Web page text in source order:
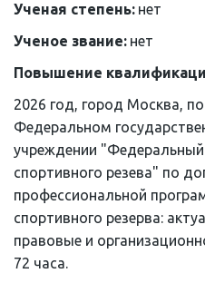
Ученая степень: нет
Ученое звание: нет
Повышение
2026 год, город Москва,
Федеральном
учреждении
спортивного резева" по
профессиональной
спортивного резерва:
правовые и
72 часа.